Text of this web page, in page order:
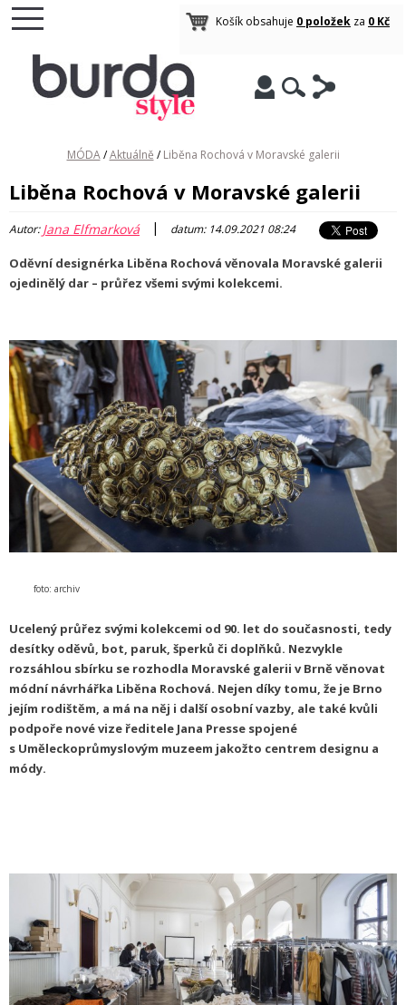
Košík obsahuje 0 položek za 0 Kč
MÓDA / Aktuálně / Liběna Rochová v Moravské galerii
Liběna Rochová v Moravské galerii
Autor:Jana Elfmarková | datum: 14.09.2021 08:24
Oděvní designérka Liběna Rochová věnovala Moravské galerii
ojedinělý dar – průřez všemi svými kolekcemi.
foto: archiv
Ucelený průřez svými kolekcemi od 90. let do současnosti, tedy
desítky oděvů, bot, paruk, šperků či doplňků. Nezvykle
rozsáhlou sbírku se rozhodla Moravské galerii v Brně věnovat
módní návrhářka Liběna Rochová. Nejen díky tomu, že je Brno
jejím rodištěm, a má na něj i další osobní vazby, ale také kvůli
podpoře nové vize ředitele Jana Presse spojené
s Uměleckoprůmyslovým muzeem jakožto centrem designu a
módy.